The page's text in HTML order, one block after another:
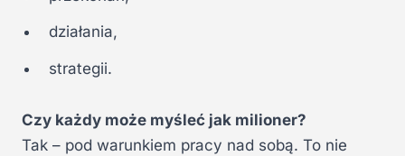
działania,
strategii.
Czy każdy może myśleć jak milioner?
Tak – pod warunkiem pracy nad sobą. To nie